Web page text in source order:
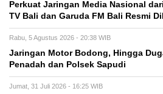
Perkuat Jaringan Media Nasional
TV Bali dan Garuda FM Bali Resmi
Rabu, 5 Agustus 2026 - 20:38 WIB
Jaringan Motor Bodong, Hingga
Penadah dan Polsek Sapudi
Jumat, 31 Juli 2026 - 16:25 WIB